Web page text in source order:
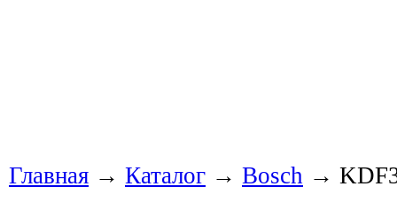
Главная → Каталог → Bosch →